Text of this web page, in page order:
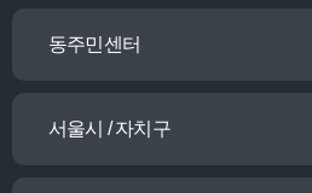
동주민센터
서울시 / 자치구